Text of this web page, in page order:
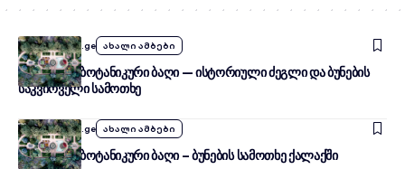
BySheniTbilisi.ge ახალი ამბები
თბილისის ბოტანიკური ბაღი — ისტორიული ძეგლი და ბუნების
საკვირველი სამოთხე
BySheniTbilisi.ge ახალი ამბები
თბილისის ბოტანიკური ბაღი – ბუნების სამოთხე ქალაქში